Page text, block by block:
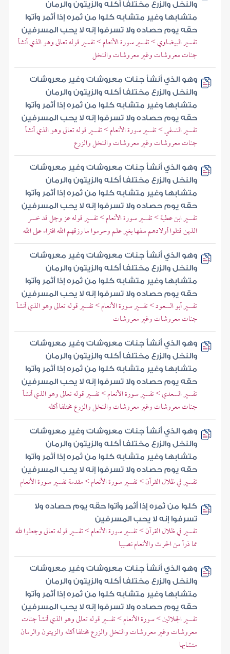
والنخل والزرع مختلفا أكله والزيتون والرمان
متشابها وغير متشابه كلوا من ثمره إذا أثمر وآتوا
حقه يوم حصاده ولا تسرفوا إنه لا يحب المسرفين
تفسير البيضاوي > تفسير سورة الأنعام > تفسير قوله تعالى وهو الذي أنشأ
جنات معروشات وغير معروشات والنخل
وهو الذي أنشأ جنات معروشات وغير معروشات
والنخل والزرع مختلفا أكله والزيتون والرمان
متشابها وغير متشابه كلوا من ثمره إذا أثمر وآتوا
حقه يوم حصاده ولا تسرفوا إنه لا يحب المسرفين
تفسير النسفي > تفسير سورة الأنعام > تفسير قوله تعالى وهو الذي أنشأ
جنات معروشات وغير معروشات والنخل والزرع
وهو الذي أنشأ جنات معروشات وغير معروشات
والنخل والزرع مختلفا أكله والزيتون والرمان
متشابها وغير متشابه كلوا من ثمره إذا أثمر وآتوا
حقه يوم حصاده ولا تسرفوا إنه لا يحب المسرفين
تفسير ابن عطية > تفسير سورة الأنعام > تفسير قوله عز وجل قد خسر
الذين قتلوا أولادهم سفها بغير علم وحرموا ما رزقهم الله افتراء على الله
وهو الذي أنشأ جنات معروشات وغير معروشات
والنخل والزرع مختلفا أكله والزيتون والرمان
متشابها وغير متشابه كلوا من ثمره إذا أثمر وآتوا
حقه يوم حصاده ولا تسرفوا إنه لا يحب المسرفين
تفسير أبو السعود > تفسير سورة الأنعام > تفسير قوله تعالى وهو الذي أنشأ
جنات معروشات وغير معروشات
وهو الذي أنشأ جنات معروشات وغير معروشات
والنخل والزرع مختلفا أكله والزيتون والرمان
متشابها وغير متشابه كلوا من ثمره إذا أثمر وآتوا
حقه يوم حصاده ولا تسرفوا إنه لا يحب المسرفين
تفسير السعدي > تفسير سورة الأنعام > تفسير قوله تعالى وهو الذي أنشأ
جنات معروشات وغير معروشات والنخل والزرع مختلفا أكله
وهو الذي أنشأ جنات معروشات وغير معروشات
والنخل والزرع مختلفا أكله والزيتون والرمان
متشابها وغير متشابه كلوا من ثمره إذا أثمر وآتوا
حقه يوم حصاده ولا تسرفوا إنه لا يحب المسرفين
تفسير في ظلال القرآن > تفسير سورة الأنعام > مقدمة تفسير سورة الأنعام
كلوا من ثمره إذا أثمر وآتوا حقه يوم حصاده ولا
تسرفوا إنه لا يحب المسرفين
تفسير في ظلال القرآن > تفسير سورة الأنعام > تفسير قوله تعالى وجعلوا لله
مما ذرأ من الحرث والأنعام نصيبا
وهو الذي أنشأ جنات معروشات وغير معروشات
والنخل والزرع مختلفا أكله والزيتون والرمان
متشابها وغير متشابه كلوا من ثمره إذا أثمر وآتوا
حقه يوم حصاده ولا تسرفوا إنه لا يحب المسرفين
تفسير الجلالين > سورة الأنعام > تفسير قوله تعالى وهو الذي أنشأ جنات
معروشات وغير معروشات والنخل والزرع مختلفا أكله والزيتون والرمان
متشابها